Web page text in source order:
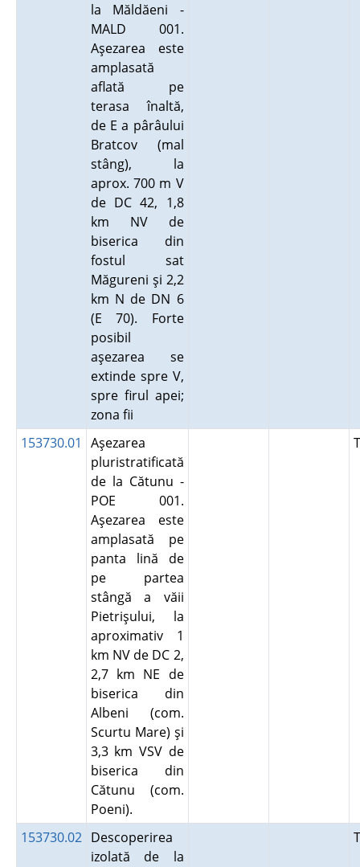
la Măldăeni -
MALD 001.
Aşezarea este
amplasată
aflată pe
terasa înaltă,
de E a pârâului
Bratcov (mal
stâng), la
aprox. 700 m V
de DC 42, 1,8
km NV de
biserica din
fostul sat
Măgureni şi 2,2
km N de DN 6
(E 70). Forte
posibil
aşezarea se
extinde spre V,
spre firul apei;
zona fii
153730.01
Aşezarea
pluristratificată
de la Cătunu -
POE 001.
Aşezarea este
amplasată pe
panta lină de
pe partea
stângă a văii
Pietrişului, la
aproximativ 1
km NV de DC 2,
2,7 km NE de
biserica din
Albeni (com.
Scurtu Mare) şi
3,3 km VSV de
biserica din
Cătunu (com.
Poeni).
153730.02 Descoperirea
izolată de la